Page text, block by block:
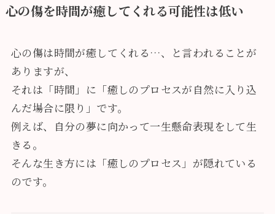
心の傷を時間が癒してくれる可能性は低い
心の傷は時間が癒してくれる…、と言われることが
ありますが、
それは「時間」に「癒しのプロセスが自然に入り込
んだ場合に限り 」です。
例えば、自分の夢に向かって一生懸命表現をして生
きる。
そんな生き方には「癒しのプロセス」が隠れている
のです。